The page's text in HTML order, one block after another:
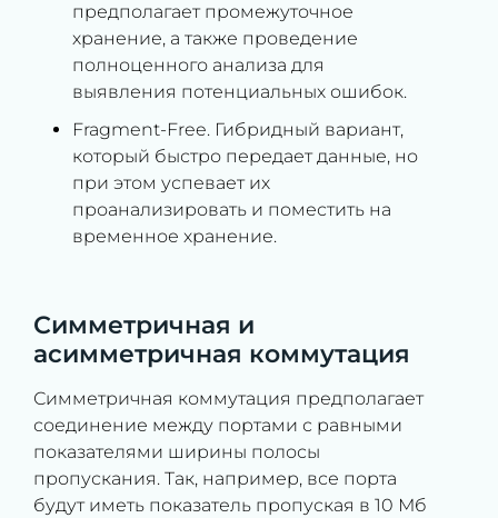
предполагает промежуточное
хранение, а также проведение
полноценного анализа для
выявления потенциальных ошибок.
Fragment-Free. Гибридный вариант,
который быстро передает данные, но
при этом успевает их
проанализировать и поместить на
временное хранение.
Симметричная и
асимметричная коммутация
Симметричная коммутация предполагает
соединение между портами с равными
показателями ширины полосы
пропускания. Так, например, все порта
будут иметь показатель пропуская в 10 Мб